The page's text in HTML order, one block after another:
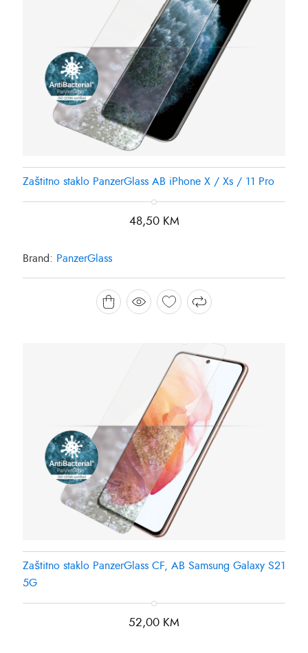
Zaštitno staklo PanzerGlass AB iPhone X / Xs / 11 Pro
48,50 KM
Brand: PanzerGlass
Zaštitno staklo PanzerGlass CF, AB Samsung Galaxy S21
5G
52,00 KM